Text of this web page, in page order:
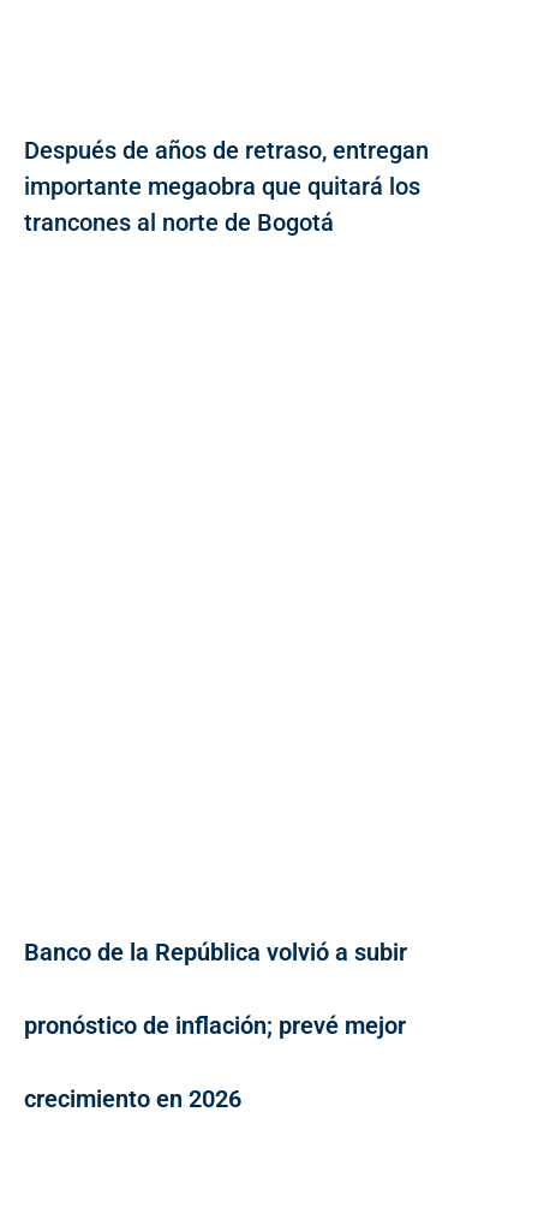
Después de años de retraso, entregan
importante megaobra que quitará los
trancones al norte de Bogotá
Banco de la República volvió a subir
pronóstico de inflación; prevé mejor
crecimiento en 2026